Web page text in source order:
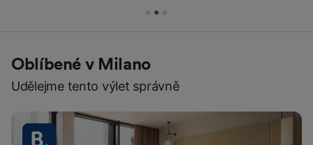
Oblíbené v Milano
Udělejme tento výlet správně